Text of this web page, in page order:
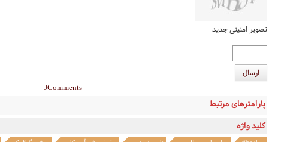
کلید واژه
پارامترهای مرتبط
تصویر امنیتی جدید
ارسال
JComments